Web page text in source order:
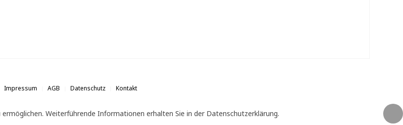
Impressum AGB Datenschutz Kontakt
Weiterführende Informationen erhalten Sie in der Datenschutzerklärung.